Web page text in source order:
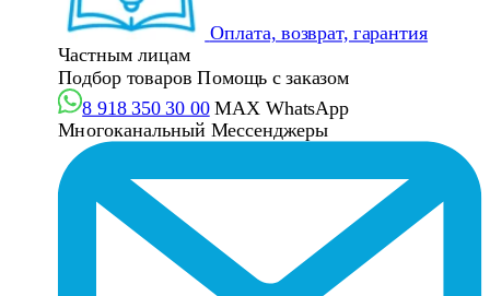
Оплата, возврат, гарантия
Частным лицам
Подбор товаров Помощь с заказом
8 918 350 30 00 MAX WhatsApp
Многоканальный Мессенджеры